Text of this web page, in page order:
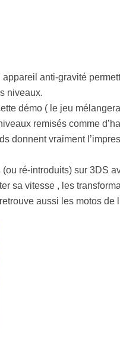
anti-gravité
niveaux.
démo ( le jeu mélangera
remisés comme
donnent vraiment
ré-introduits) sur 3DS
sa vitesse , les
aussi les motos de